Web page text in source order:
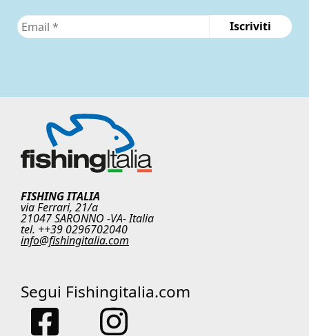
FISHING ITALIA
via Ferrari, 21/a
21047 SARONNO -VA- Italia
tel. ++39 0296702040
info@fishingitalia.com
Segui Fishingitalia.com